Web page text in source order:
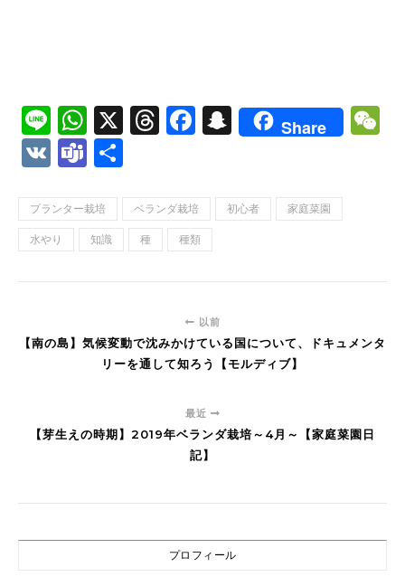
LineWhatsApp
X Threads
Facebook
Snapchat
Share
VK Teams
プランター栽培 ベランダ栽培 初心者
家庭菜園
水やり
知識 種 種類
以前
【南の島】気候変動で沈みかけている国について、ドキュメンタ
リーを通して知ろう【モルディブ】
最近
【芽生えの時期】2019年ベランダ栽培～4月～【家庭菜園日
記】
プロフィール